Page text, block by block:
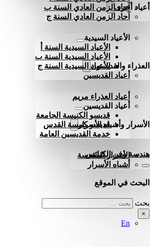
آحاد الزمن العادي السنة ب
آحاد الزمن العادي السنة ج
أعياد أخرى
الأعياد السيدية
الأعياد السيدية السنة أ
الأعياد السيدية السنة ب
الأعياد السيدية السنة ج
أعياد القديسين
العذراء والقديسون
أعياد العذراء مريم
أعياد القديسين
قديسو الكنيسة الجامعة
قديسو كنيسة القدس
خدمة القديسين العامة
الأسرار وأشباه الأسرار
الأسرار المقدسة
أشباه الأسرار
هندسة وفن الكنائس
البحث في الموقع
بحث
×
En